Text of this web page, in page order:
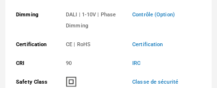
Dimming
DALI | 1-10V | Phase
Dimming
Contrôle (Option)
Certification CE | RoHS Certification
CRI 90 IRC
Safety Class Classe de sécurité